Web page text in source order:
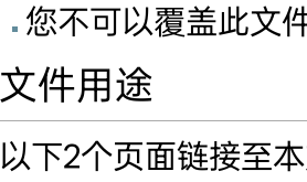
您不可以覆盖此文
文件用途
以下2个页面链接至